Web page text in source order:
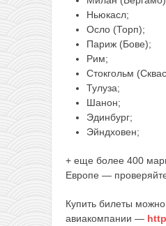
Ньюкасл;
Осло (Торп);
Париж (Бове);
Рим;
Стокгольм
Тулуза;
Шанон;
Эдинбург;
Эйндховен;
+ еще более 400
Европе —
Купить билеты
авиакомпании —